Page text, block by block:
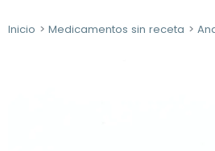
Inicio Medicamentos sin receta